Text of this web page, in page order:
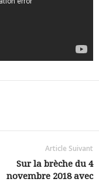
Article Suivant
Sur la brèche du 4
novembre 2018 avec